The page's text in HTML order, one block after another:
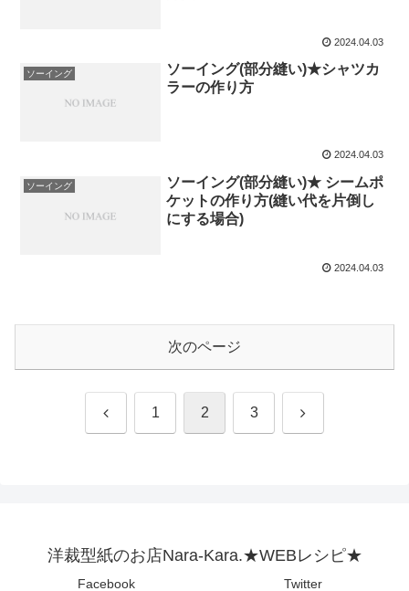
2024.04.03
ソーイング
ソーイング(部分縫い)★シャツカ
ラーの作り方
2024.04.03
ソーイング
ソーイング(部分縫い)★ シームポ
ケットの作り方(縫い代を片倒し
にする場合)
2024.04.03
次のページ
前 1 2 3 次
洋裁型紙のお店Nara-Kara.★WEBレシピ★
Facebook Twitter